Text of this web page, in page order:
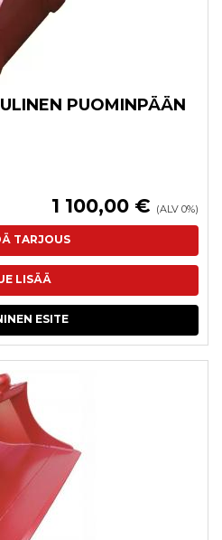
PUOMINPÄÄN
1 100,00 € (ALV 0%)
TARJOUS
LISÄÄ
ESITE